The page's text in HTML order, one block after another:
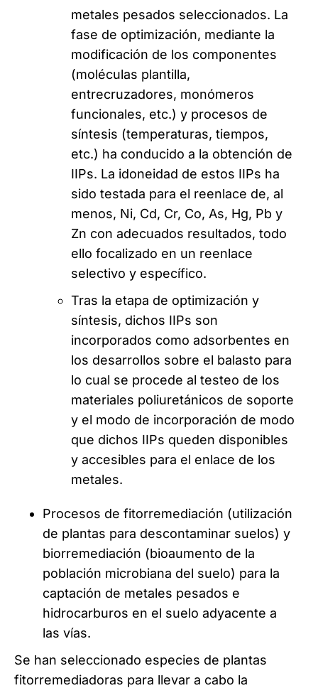
metales pesados seleccionados. La
fase de optimización, mediante la
modificación de los componentes
(moléculas plantilla,
entrecruzadores, monómeros
funcionales, etc.) y procesos de
síntesis (temperaturas, tiempos,
etc.) ha conducido a la obtención de
IIPs. La idoneidad de estos IIPs ha
sido testada para el reenlace de, al
menos, Ni, Cd, Cr, Co, As, Hg, Pb y
Zn con adecuados resultados, todo
ello focalizado en un reenlace
selectivo y específico.
Tras la etapa de optimización y
síntesis, dichos IIPs son
incorporados como adsorbentes en
los desarrollos sobre el balasto para
lo cual se procede al testeo de los
materiales poliuretánicos de soporte
y el modo de incorporación de modo
que dichos IIPs queden disponibles
y accesibles para el enlace de los
metales.
Procesos de fitorremediación (utilización
de plantas para descontaminar suelos) y
biorremediación (bioaumento de la
población microbiana del suelo) para la
captación de metales pesados e
hidrocarburos en el suelo adyacente a
las vías.
Se han seleccionado especies de plantas
fitorremediadoras para llevar a cabo la